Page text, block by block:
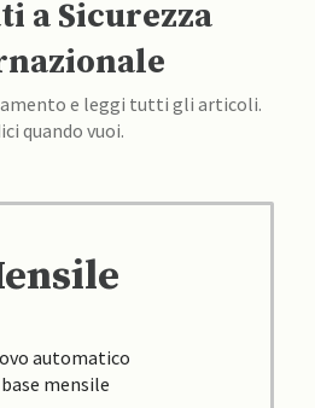
a Sicurezza
e leggi tutti gli articoli.
quando vuoi.
automatico
mensile